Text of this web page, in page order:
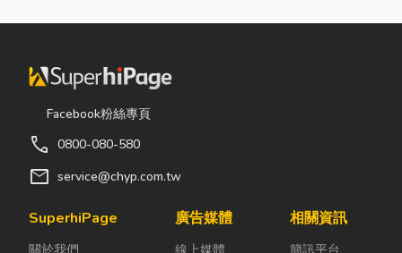
紅稅」不是一
稅目，而是政
府針對網路數
位收入落實的
紅稅是指個人
或經營團隊透
（如
共同噩夢。隨
越多屋主在老
管工程。到底
麼？它跟傳統
儀社，不只是
後續的行政協
Facebook粉絲專頁
call 0800-080-580
mail service@chyp.com.tw
SuperhiPage
關於我們
廣告媒體
線上媒體
相關資訊
簡訊平台